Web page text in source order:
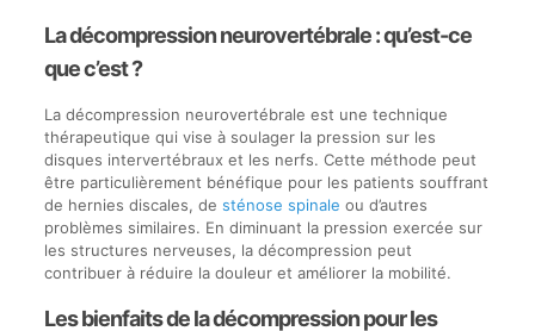
La décompression neurovertébrale : qu’est-ce
que c’est ?
La décompression neurovertébrale est une technique
thérapeutique qui vise à soulager la pression sur les
disques intervertébraux et les nerfs. Cette méthode peut
être particulièrement bénéfique pour les patients souffrant
de hernies discales, de sténose spinale ou d’autres
problèmes similaires. En diminuant la pression exercée sur
les structures nerveuses, la décompression peut
contribuer à réduire la douleur et améliorer la mobilité.
Les bienfaits de la décompression pour les